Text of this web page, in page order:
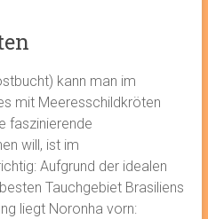
kann man im
mit Meeresschildkröten
faszinierende
will, ist im
Aufgrund der idealen
Tauchgebiet Brasiliens
liegt Noronha vorn: